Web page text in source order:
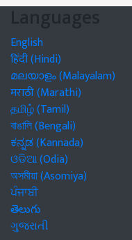
Languages
English
हिंदी (Hindi)
മലയാളം (Malayalam)
मराठी (Marathi)
தமிழ் (Tamil)
বাঙালি (Bengali)
ಕನ್ನಡ (Kannada)
ଓଡିଆ (Odia)
অসমীয়া (Asomiya)
ਪੰਜਾਬੀ
తెలుగు
ગુજરાતી